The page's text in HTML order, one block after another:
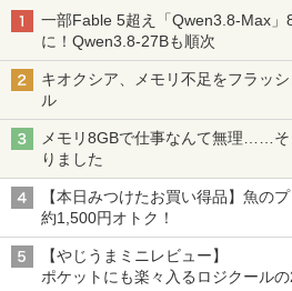
コミックス
￥572
スーパーの裏で
￥810
￥14,300
3
ノートパソコ
富士通
GB SSD1TB
WIFI
ftOffice2024
￥16,500
ップPC
￥66,248
[VETESA正規
ore i7 第4世代
SSD512GB 初
￥69,800
￥12,999
3
モニター 27イ
スピーカー搭
調整 高視野角
MAXZEN
￥13,980
￥924
4 marnaのある
￥2,799
一部Fable 5超え「Qwen3.8-Max」
に！Qwen3.8-27Bも順次
キオクシア、メモリ不足をフラッ
ル
メモリ8GBで仕事なんて無理……
りました
【本日みつけたお買い得品】魚の
約1,500円オトク！
【やじうまミニレビュー】
ポケットにも楽々入るロジクール